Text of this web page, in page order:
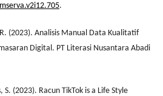
.
(2023). Analisis Manual Data Kualitatif
Digital. PT Literasi Nusantara Abadi
(2023). Racun TikTok is a Life Style